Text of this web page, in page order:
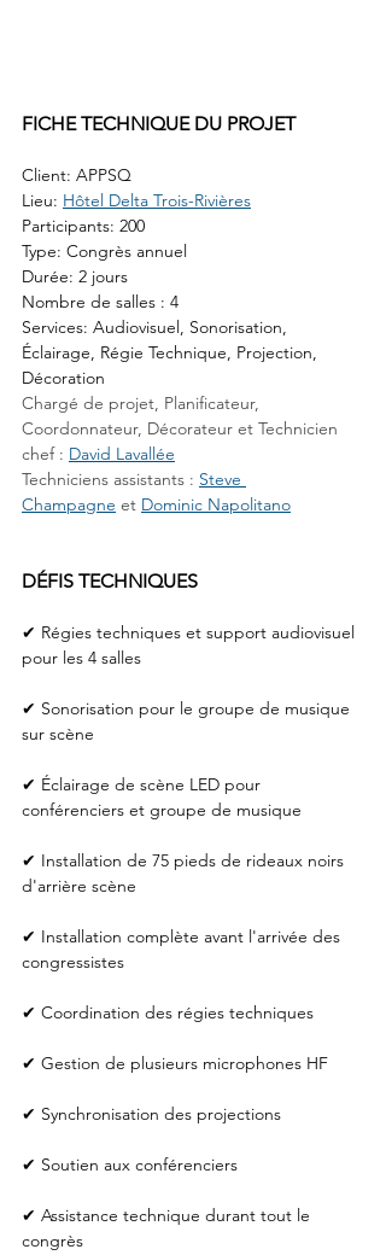
FICHE TECHNIQUE DU PROJET
Client: APPSQ
Lieu: Hôtel Delta Trois-Rivières
Participants: 200
Type: Congrès annuel
Durée: 2 jours
Nombre de salles : 4
Services: Audiovisuel, Sonorisation,
Éclairage, Régie Technique, Projection,
Décoration
Chargé de projet, Planificateur,
Coordonnateur, Décorateur et Technicien
chef : David Lavallée
Techniciens assistants : Steve
Champagne et Dominic Napolitano
DÉFIS TECHNIQUES
✔ Régies techniques et support audiovisuel
pour les 4 salles
✔ Sonorisation pour le groupe de musique
sur scène
✔ Éclairage de scène LED pour
conférenciers et groupe de musique
✔ Installation de 75 pieds de rideaux noirs
d'arrière scène
✔ Installation complète avant l'arrivée des
congressistes
✔ Coordination des régies techniques
✔ Gestion de plusieurs microphones HF
✔ Synchronisation des projections
✔ Soutien aux conférenciers
✔ Assistance technique durant tout le
congrès